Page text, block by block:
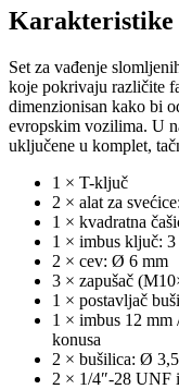
Set za vađenje
koje pokrivaju različite
dimenzionisan kako bi
evropskim vozilima. U
uključene u komplet,
1 × T-ključ
2 × alat za
1 × kvadratna
1 × imbus ključ: 3
2 × cev: Ø 6 mm
3 × zapušač
1 × postavljač
1 × imbus 12 mm
konusa
2 × bušilica: Ø
2 × 1/4″-28 UNF